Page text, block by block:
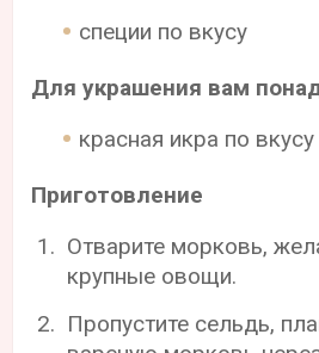
специи по вкусу
Для украшения вам
красная икра по вкусу
Приготовление
Отварите морковь,
крупные овощи.
Пропустите сельдь,